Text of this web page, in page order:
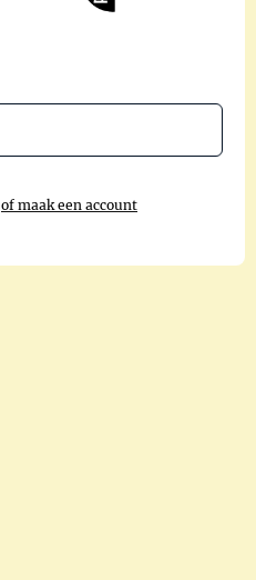
of maak een account